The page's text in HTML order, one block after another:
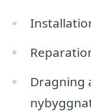
Dragning